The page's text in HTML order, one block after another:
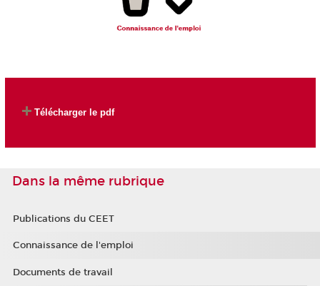
Télécharger le pdf
Dans la même rubrique
Publications du CEET
Connaissance de l'emploi
Documents de travail